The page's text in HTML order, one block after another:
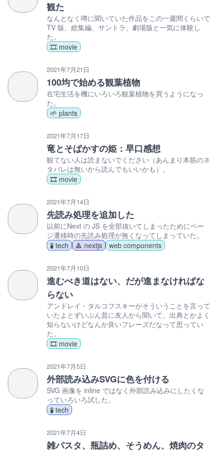
観た
なんとなく噂に聞いていた作品をこの一週間くらいで
TV 版、総集編、サントラ、劇場版と一気に体験し
た。
🎞️ movie
2021年7月21日
100均で始める観葉植物
在宅生活を機にいろいろ観葉植物を買うようになっ
た。
🌱 plants
2021年7月17日
竜とそばかすの姫：早口感想
観てない人は読まないでください（あんまり本筋のネ
タバレは無いから読んでもいいかも）。
🎞️ movie
2021年7月14日
先読み処理を追加した
以前にNext の JS を全部抜いてしまったためにペー
ジ遷移時の先読み処理が無くなってしまっていた。
🧪 tech
🔺 nextjs web components
2021年7月10日
進むべき道はない、だが進まなければな
らない
アンドレイ・タルコフスキーがそういうことを言って
いたよとずいぶん昔に友人から聞いて、出典とかよく
知らないけどなんか良いフレーズだなって思ってい
た。
🎞️ movie
2021年7月5日
外部読み込みSVGに色を付ける
SVG 画像を inline ではなく外部読み込みにしたくな
っていろいろ試した。
🧪 tech
2021年7月4日
雑パスタ、瓶詰め、そうめん、焼肉のタ